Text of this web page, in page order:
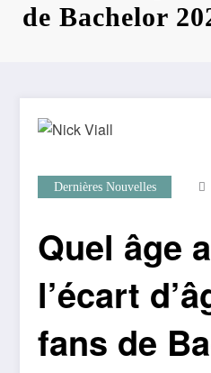
de Bachelor
Dernières Nouvelles
Quel âge
l’écart
fans de